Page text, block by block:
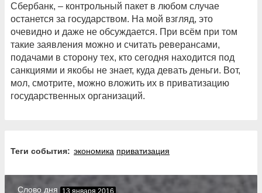
Сбербанк, – контрольный пакет в любом случае
останется за государством. На мой взгляд, это
очевидно и даже не обсуждается. При всём при том
такие заявления можно и считать реверансами,
подачами в сторону тех, кто сегодня находится под
санкциями и якобы не знает, куда девать деньги. Вот,
мол, смотрите, можно вложить их в приватизацию
государственных организаций.
Теги события: экономика приватизация
Слово дня 13 января 2016